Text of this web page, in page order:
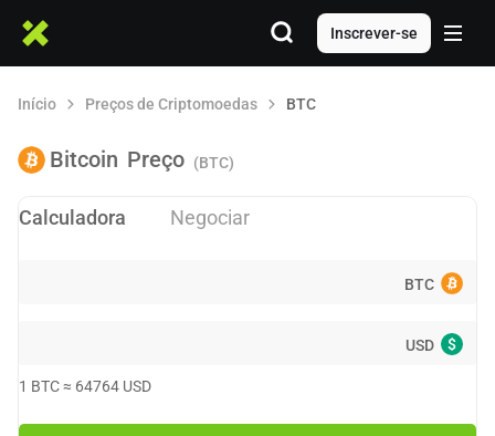
Inscrever-se
Início Preços de Criptomoedas BTC
Bitcoin Preço (BTC)
Calculadora Negociar
BTC
USD $
1 BTC≈ 64764 USD